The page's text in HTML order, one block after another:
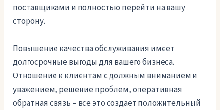
поставщиками и полностью перейти на вашу
сторону.
Повышение качества обслуживания имеет
долгосрочные выгоды для вашего бизнеса.
Отношение к клиентам с должным вниманием и
уважением, решение проблем, оперативная
обратная связь – все это создает положительный